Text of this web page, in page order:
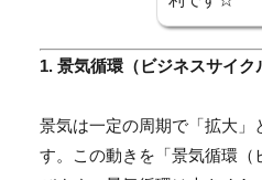
1. 景気循環（ビジネスサイク
景気は一定の周期で「拡大」
す。この動きを「景気循環（